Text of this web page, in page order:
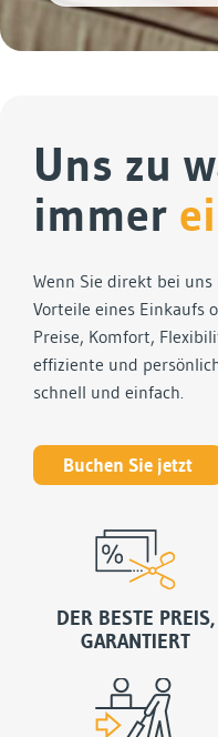
Uns zu
immer
Wenn Sie direkt bei
Vorteile eines Einkaufs
Preise, Komfort,
effiziente und
schnell und einfach.
Buchen Sie jetzt
DER BESTE PREIS,
GARANTIERT